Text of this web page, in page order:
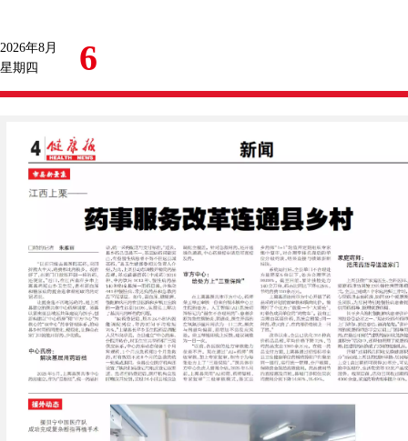
2026年8月
星期四
6